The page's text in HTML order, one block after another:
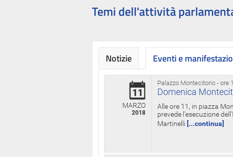
Temi dell'attività
Notizie Eventi e
Palazzo Montecitorio - ore
11
MARZO
2018
Domenica
Alle ore 11, in piazza
prevede l'esecuzione
Martinelli [...continua]